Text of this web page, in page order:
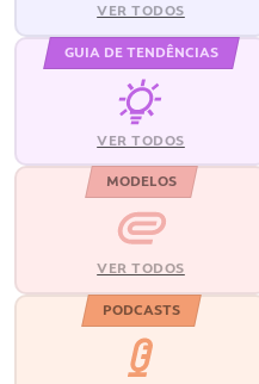
VER TODOS
GUIA DE TENDÊNCIAS
VER TODOS
MODELOS
VER TODOS
PODCASTS